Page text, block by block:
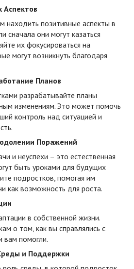
Аспектов
находить позитивные аспекты в
сначала они могут казаться
их фокусироваться на
могут возникнуть благодаря
Планов
разрабатывайте планы
изменениям. Это может помочь
контроль над ситуацией и
Поражений
и неуспехи – это естественная
быть уроками для будущих
подростков, помогая им
как возможность для роста.
в собственной жизни.
о том, как вы справлялись с
вам помогли.
и Поддержки